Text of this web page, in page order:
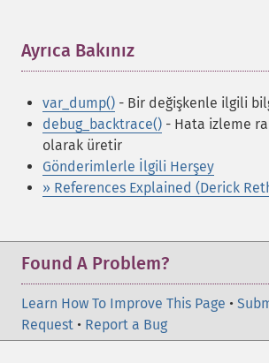
Ayrıca Bakınız
var_dump() - Bir değişkenle ilgili
debug_backtrace() - Hata izleme
olarak üretir
Gönderimlerle İlgili Herşey
» References Explained (Derick
Found A Problem?
Learn How To Improve This Page •
Request • Report a Bug